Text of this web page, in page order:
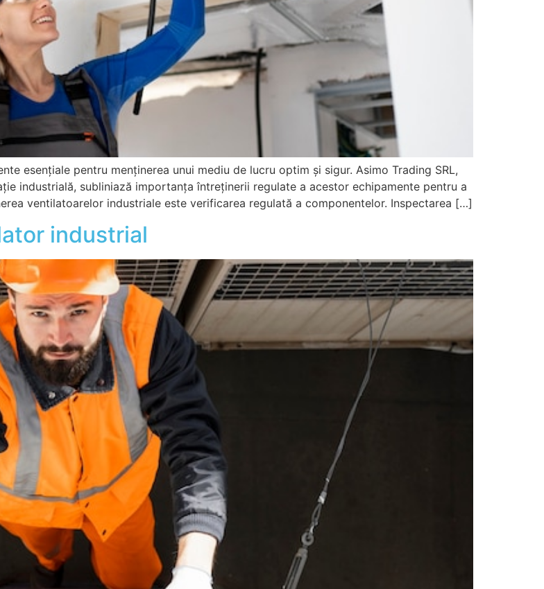
esențiale pentru menținerea unui mediu de lucru optim și sigur. Asimo Trading SRL,
industrială, subliniază importanța întreținerii regulate a acestor echipamente pentru a
ventilatoarelor industriale este verificarea regulată a componentelor. Inspectarea […]
industrial